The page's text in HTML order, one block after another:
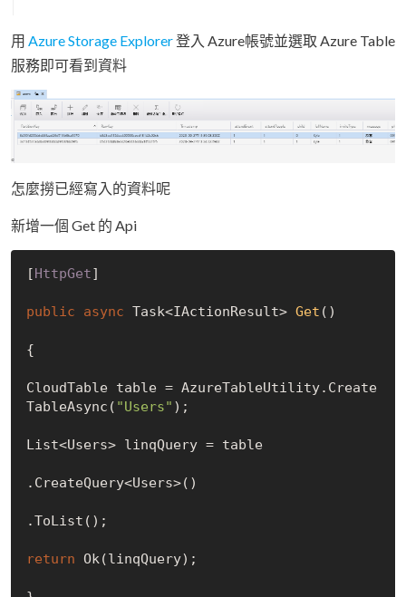
用 Azure Storage Explorer登入 Azure帳號並選取 Azure Table
服務即可看到資料
怎麼撈已經寫入的資料呢
新增一個 Get 的 Api
[HttpGet]
public async Task<IActionResult> Get ( )
{
CloudTable table = AzureTableUtility.Create
TableAsync( "Users" );
List<Users> linqQuery = table
.CreateQuery<Users>()
.ToList();
return Ok(linqQuery);